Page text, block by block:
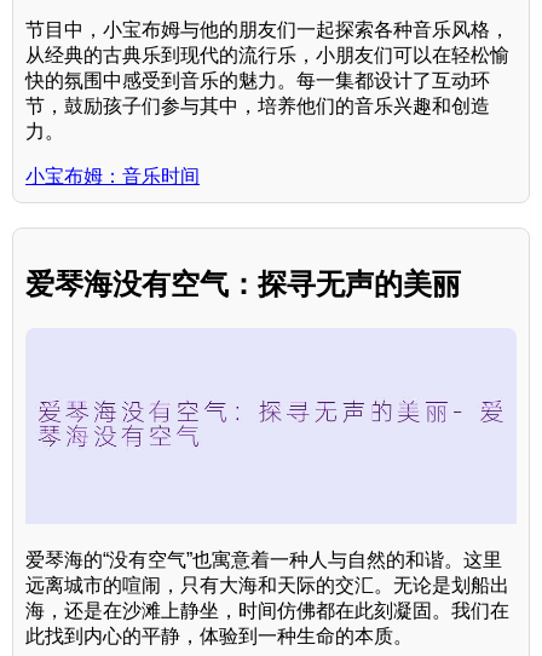
节目中，小宝布姆与他的朋友们一起探索各种音乐风格，
从经典的古典乐到现代的流行乐，小朋友们可以在轻松愉
快的氛围中感受到音乐的魅力。每一集都设计了互动环
节，鼓励孩子们参与其中，培养他们的音乐兴趣和创造
力。
小宝布姆：音乐时间
爱琴海没有空气：探寻无声的美丽
爱琴海的“没有空气”也寓意着一种人与自然的和谐。这里
远离城市的喧闹，只有大海和天际的交汇。无论是划船出
海，还是在沙滩上静坐，时间仿佛都在此刻凝固。我们在
此找到内心的平静，体验到一种生命的本质。